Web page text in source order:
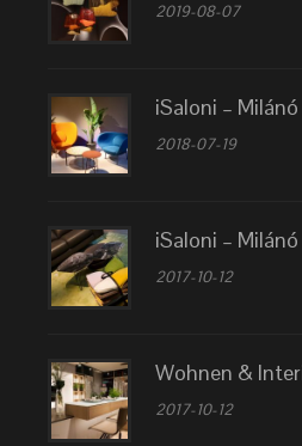
2019-08-07
iSaloni –
2018-07-19
iSaloni –
2017-10-12
Wohnen &
2017-10-12